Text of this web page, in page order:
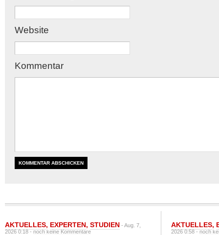
Website
Kommentar
AKTUELLES, EXPERTEN, STUDIEN - Aug. 7,
2026 0:18 -noch keine Kommentare
AKTUELLES,
2026 0:58 -noch